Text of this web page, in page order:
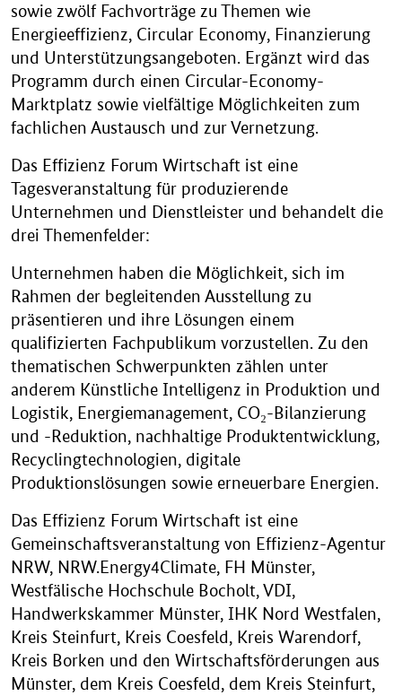
sowie zwölf Fachvorträge zu Themen wie
Energieeffizienz, Circular Economy, Finanzierung
und Unterstützungsangeboten. Ergänzt wird das
Programm durch einen Circular-Economy-
Marktplatz sowie vielfältige Möglichkeiten zum
fachlichen Austausch und zur Vernetzung.
Das Effizienz Forum Wirtschaft ist eine
Tagesveranstaltung für produzierende
Unternehmen und Dienstleister und behandelt die
drei Themenfelder:
Unternehmen haben die Möglichkeit, sich im
Rahmen der begleitenden Ausstellung zu
präsentieren und ihre Lösungen einem
qualifizierten Fachpublikum vorzustellen. Zu den
thematischen Schwerpunkten zählen unter
anderem Künstliche Intelligenz in Produktion und
Logistik, Energiemanagement, CO₂-Bilanzierung
und -Reduktion, nachhaltige Produktentwicklung,
Recyclingtechnologien, digitale
Produktionslösungen sowie erneuerbare Energien.
Das Effizienz Forum Wirtschaft ist eine
Gemeinschaftsveranstaltung von Effizienz-Agentur
NRW, NRW.Energy4Climate, FH Münster,
Westfälische Hochschule Bocholt, VDI,
Handwerkskammer Münster, IHK Nord Westfalen,
Kreis Steinfurt, Kreis Coesfeld, Kreis Warendorf,
Kreis Borken und den Wirtschaftsförderungen aus
Münster, dem Kreis Coesfeld, dem Kreis Steinfurt,